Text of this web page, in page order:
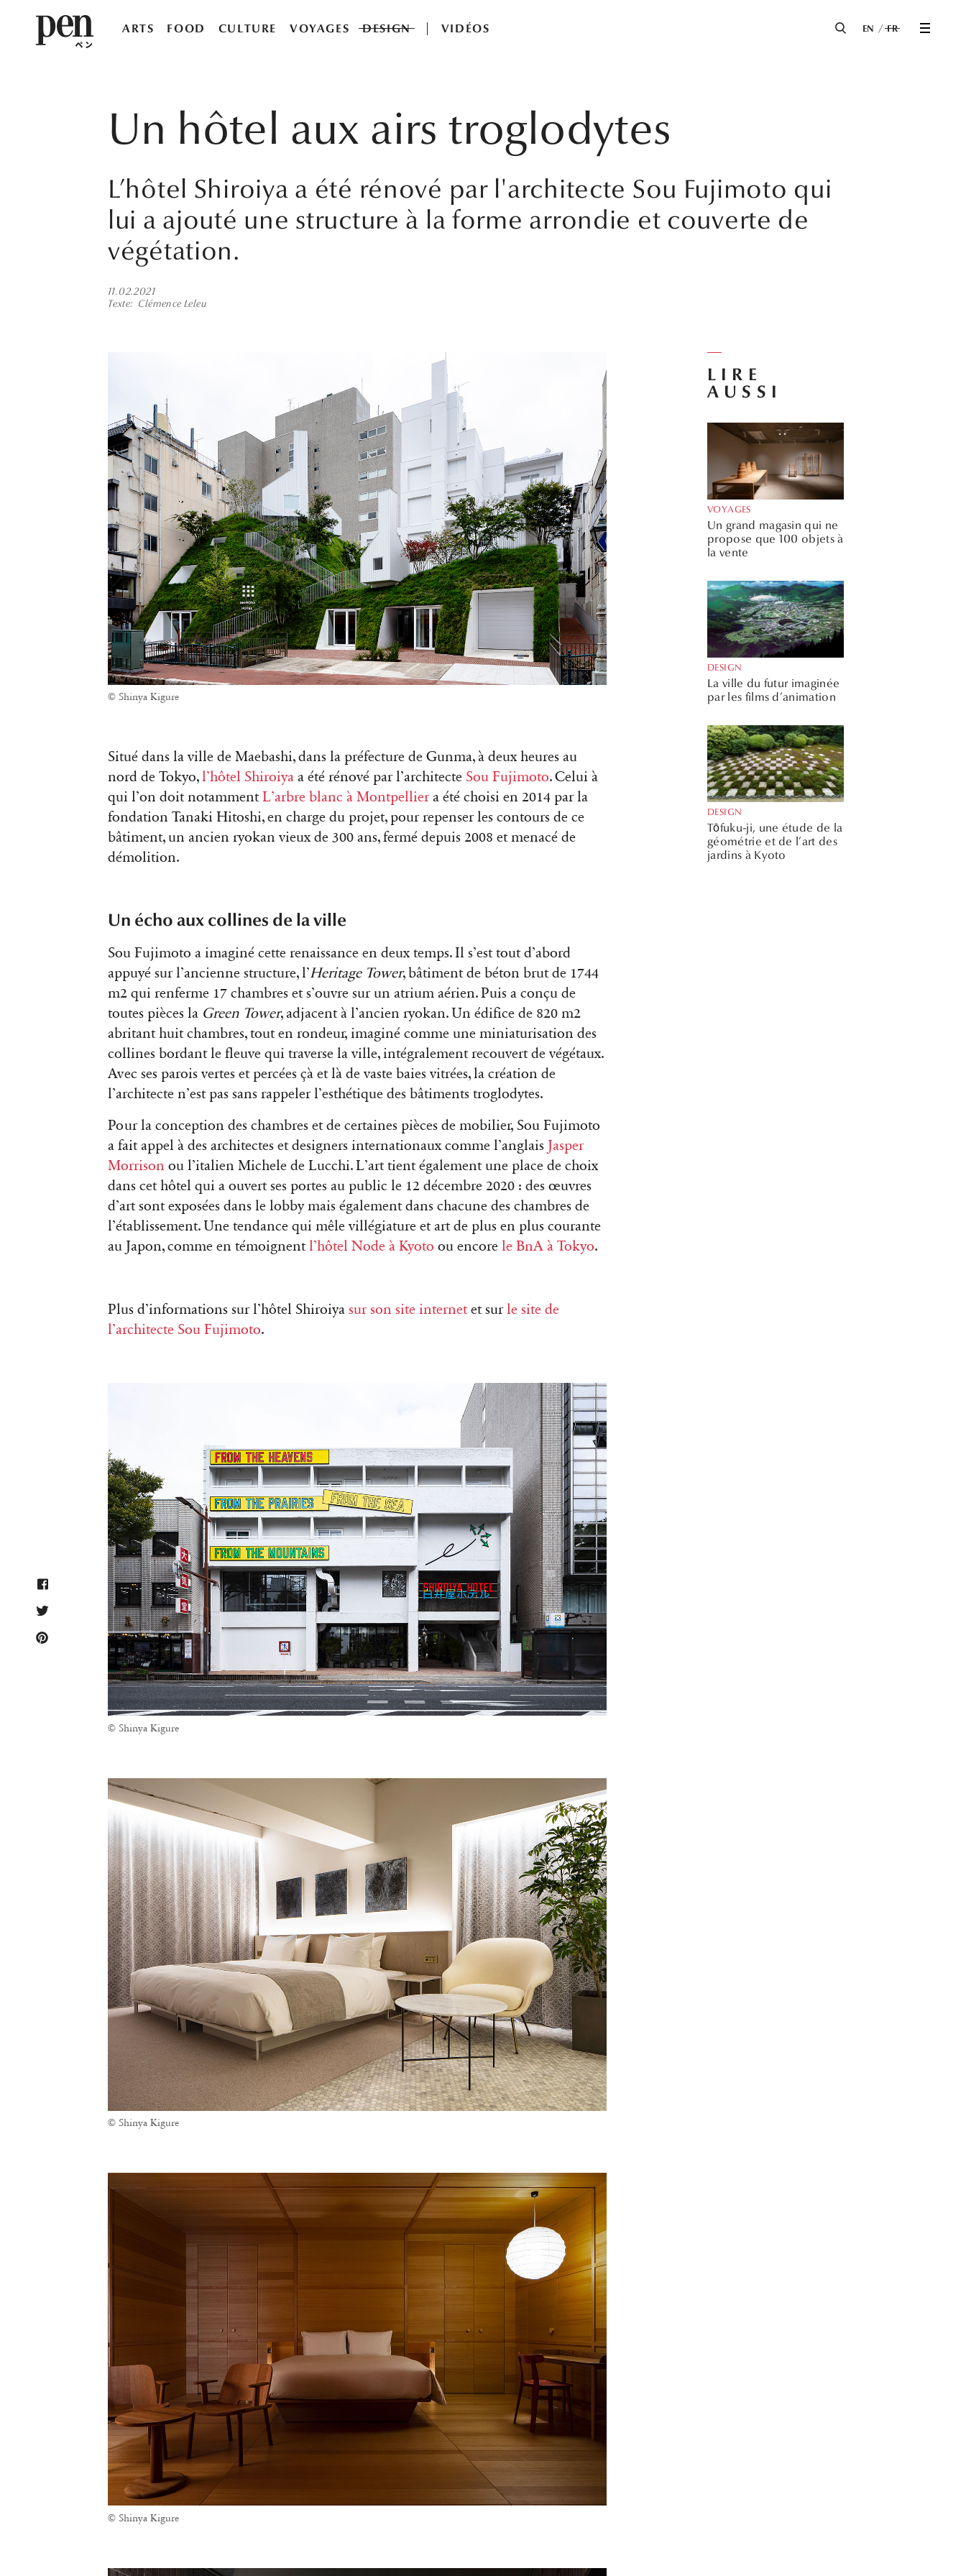
ARTS FOOD CULTURE VOYAGES DESIGN VIDÉOS EN FR
Un hôtel aux airs troglodytes
L’hôtel Shiroiya a été rénové par l'architecte Sou Fujimoto qui
lui a ajouté une structure à la forme arrondie et couverte de
végétation.
11.02.2021
Texte
Clémence Leleu
© Shinya Kigure
Situé dans la ville de Maebashi, dans la préfecture de Gunma, à deux heures au
nord de Tokyo,l’hôtel Shiroiya a été rénové par l’architecte Sou Fujimoto. Celui à
qui l’on doit notamment L’arbre blanc à Montpelliera été choisi en 2014 par la
fondation Tanaki Hitoshi, en charge du projet, pour repenser les contours de ce
bâtiment, un ancien ryokan vieux de 300 ans, fermé depuis 2008 et menacé de
démolition.
Un écho aux collines de la ville
Sou Fujimoto a imaginé cette renaissance en deux temps. Il s’est tout d’abord
appuyé sur l’ancienne structure, l’Heritage Tower, bâtiment de béton brut de 1744
m2 qui renferme 17 chambres et s’ouvre sur un atrium aérien. Puis a conçu de
toutes pièces la Green Tower, adjacent à l’ancien ryokan. Un édifice de 820 m2
abritant huit chambres, tout en rondeur, imaginé comme une miniaturisation des
collines bordant le fleuve qui traverse la ville, intégralement recouvert de végétaux.
Avec ses parois vertes et percées çà et là de vaste baies vitrées, la création de
l’architecte n’est pas sans rappeler l’esthétique des bâtiments troglodytes.
Pour la conception des chambres et de certaines pièces de mobilier, Sou Fujimoto
a fait appel à des architectes et designers internationaux comme l’anglais Jasper
Morrison ou l’italien Michele de Lucchi. L’art tient également une place de choix
dans cet hôtel qui a ouvert ses portes au public le 12 décembre 2020 : des œuvres
d’art sont exposées dans le lobby mais également dans chacune des chambres de
l’établissement.Une tendance qui mêle villégiature et art de plus en plus courante
au Japon, comme en témoignentl’hôtel Node à Kyoto ou encore le BnA à Tokyo.
Plus d’informations sur l’hôtel Shiroiya sur son site internetet surle site de
l’architecte Sou Fujimoto.
© Shinya Kigure
© Shinya Kigure
© Shinya Kigure
LIRE
AUSSI
VOYAGES
Un grand magasin qui ne
propose que 100 objets à
la vente
DESIGN
La ville du futur imaginée
par les films d’animation
DESIGN
Tōfuku-ji, une étude de la
géométrie et de l’art des
jardins à Kyoto